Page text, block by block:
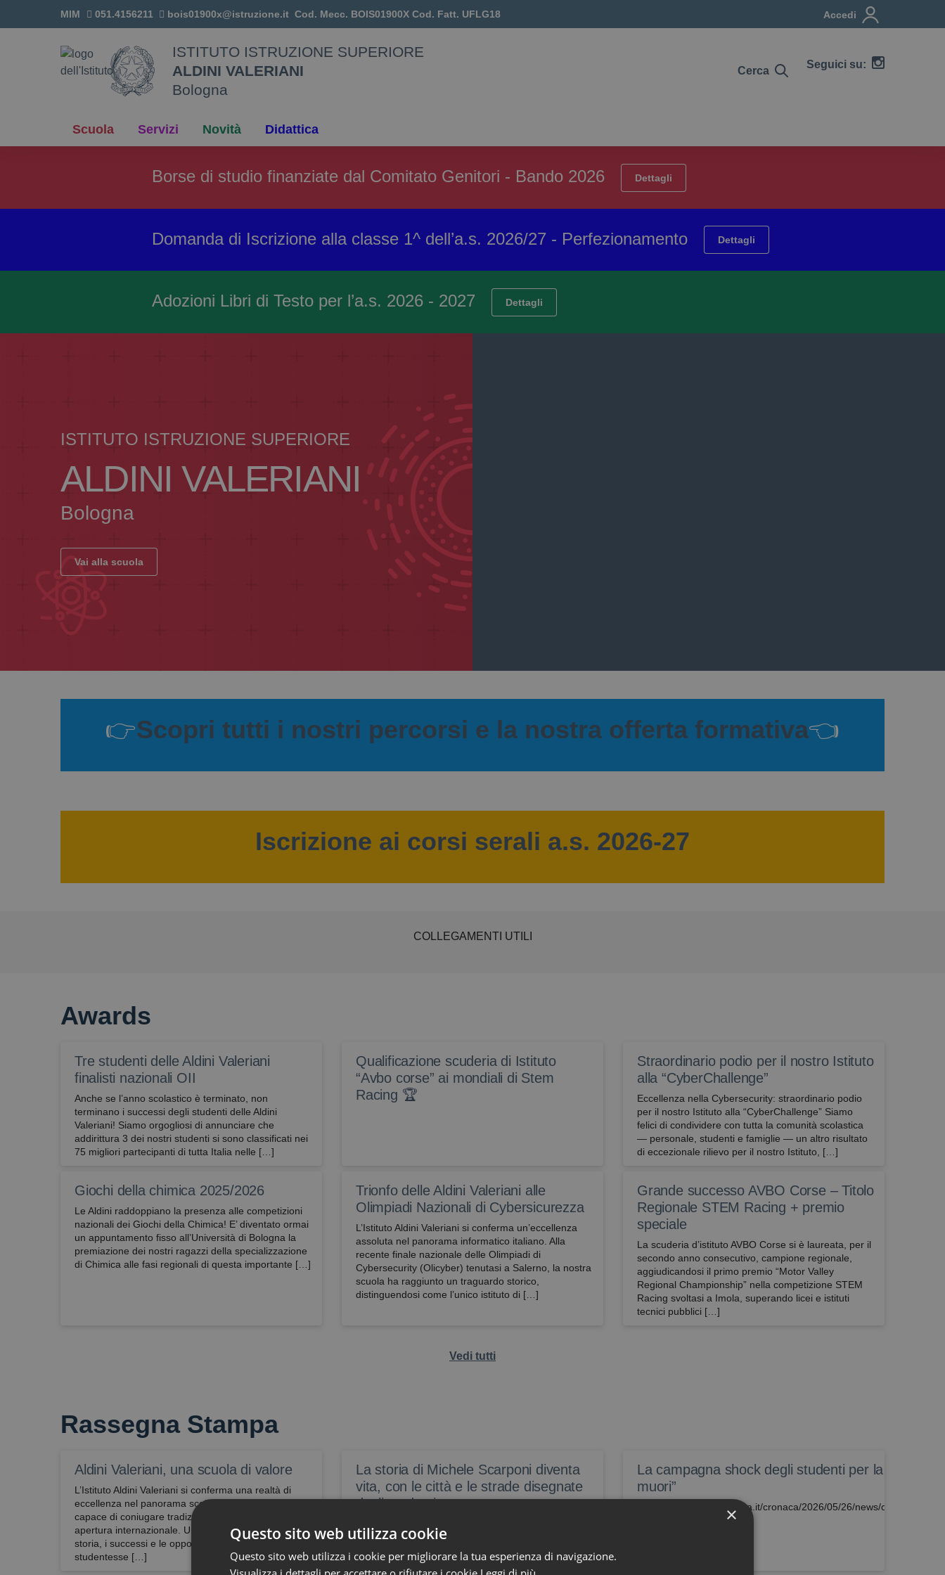
MIM 051.4156211 bois01900x@istruzione.it Cod. Mecc. BOIS01900X Cod. Fatt. UFLG18 Accedi
ISTITUTO ISTRUZIONE SUPERIORE
ALDINI VALERIANI
Bologna
Cerca
Seguici su:
Scuola Servizi Novità Didattica
Borse di studio finanziate dal Comitato Genitori - Bando 2026 Dettagli
Domanda di Iscrizione alla classe 1^ dell’a.s. 2026/27 - Perfezionamento Dettagli
Adozioni Libri di Testo per l’a.s. 2026 - 2027 Dettagli
ISTITUTO ISTRUZIONE SUPERIORE
ALDINI VALERIANI
Bologna
Vai alla scuola
👉Scopri tutti i nostri percorsi e la nostra offerta formativa👈
Iscrizione ai corsi serali a.s. 2026-27
COLLEGAMENTI UTILI
Awards
Tre studenti delle Aldini Valeriani
finalisti nazionali OII
Anche se l’anno scolastico è terminato, non
terminano i successi degli studenti delle Aldini
Valeriani! Siamo orgogliosi di annunciare che
addirittura 3 dei nostri studenti si sono classificati nei
75 migliori partecipanti di tutta Italia nelle […]
Qualificazione scuderia di Istituto
“Avbo corse” ai mondiali di Stem
Racing 🏆
Straordinario podio per il nostro Istituto
alla “CyberChallenge”
Eccellenza nella Cybersecurity: straordinario podio
per il nostro Istituto alla “CyberChallenge” Siamo
felici di condividere con tutta la comunità scolastica
— personale, studenti e famiglie — un altro risultato
di eccezionale rilievo per il nostro Istituto, […]
Giochi della chimica 2025/2026
Le Aldini raddoppiano la presenza alle competizioni
nazionali dei Giochi della Chimica! E’ diventato ormai
un appuntamento fisso all’Università di Bologna la
premiazione dei nostri ragazzi della specializzazione
di Chimica alle fasi regionali di questa importante […]
Trionfo delle Aldini Valeriani alle
Olimpiadi Nazionali di Cybersicurezza
L’Istituto Aldini Valeriani si conferma un’eccellenza
assoluta nel panorama informatico italiano. Alla
recente finale nazionale delle Olimpiadi di
Cybersecurity (Olicyber) tenutasi a Salerno, la nostra
scuola ha raggiunto un traguardo storico,
distinguendosi come l’unico istituto di […]
Grande successo AVBO Corse – Titolo
Regionale STEM Racing + premio
speciale
La scuderia d’istituto AVBO Corse si è laureata, per il
secondo anno consecutivo, campione regionale,
aggiudicandosi il primo premio “Motor Valley
Regional Championship” nella competizione STEM
Racing svoltasi a Imola, superando licei e istituti
tecnici pubblici […]
Vedi tutti
Rassegna Stampa
Aldini Valeriani, una scuola di valore
L’Istituto Aldini Valeriani si conferma una realtà di
eccellenza nel panorama scolastico bolognese,
capace di coniugare tradizione, innovazione e
apertura internazionale. Un articolo che racconta la
storia, i successi e le opportunità offerte alle nostre
studentesse […]
La storia di Michele Scarponi diventa
vita, con le città e le strade disegnate
dagli studenti
ottava-tappa-marche-michele-scarponi-progetti-
scuole-sicurezza-stradale-lnu7n5ia
La campagna shock degli studenti per la
muori”
https://bologna.repubblica.it/cronaca/2026/05/26/news/
×
Questo sito web utilizza cookie
Questo sito web utilizza i cookie per migliorare la tua esperienza di navigazione.